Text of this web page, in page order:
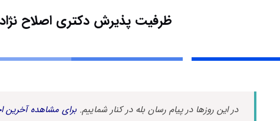
ظرفیت پذیرش دکتری اصلاح
در این روزها در پیام رسان بله در کنار شماییم. برای مشاهده آخرین